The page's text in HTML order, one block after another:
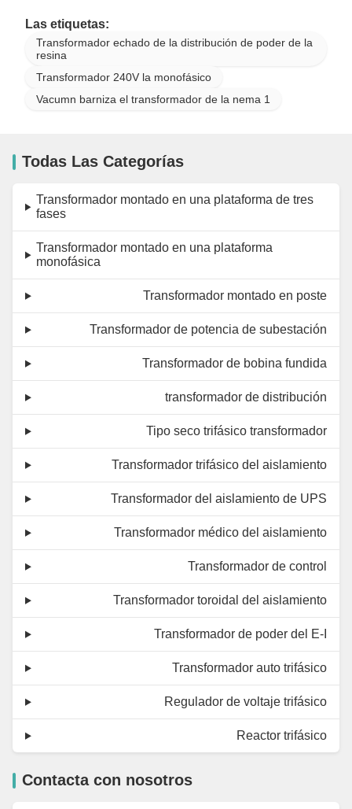
Las etiquetas:
Transformador echado de la distribución de poder de la
resina
Transformador 240V la monofásico
Vacumn barniza el transformador de la nema 1
Todas Las Categorías
Transformador montado en una plataforma de tres
fases
Transformador montado en una plataforma
monofásica
Transformador montado en poste
Transformador de potencia de subestación
Transformador de bobina fundida
transformador de distribución
Tipo seco trifásico transformador
Transformador trifásico del aislamiento
Transformador del aislamiento de UPS
Transformador médico del aislamiento
Transformador de control
Transformador toroidal del aislamiento
Transformador de poder del E-I
Transformador auto trifásico
Regulador de voltaje trifásico
Reactor trifásico
Contacta con nosotros